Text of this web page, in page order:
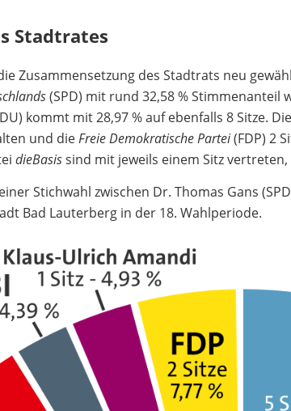
Stadtrates
Zusammensetzung des Stadtrats neu
(SPD) mit rund 32,58 % Stimmenanteil
kommt mit 28,97 % auf ebenfalls 8 Sitze.
und dieFreie Demokratische Partei(FDP) 2
dieBasissind mit jeweils einem Sitz vertreten,
Stichwahl zwischen Dr. Thomas Gans
Bad Lauterberg in der 18. Wahlperiode.